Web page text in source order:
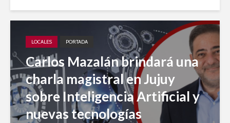
LOCALES PORTADA
Carlos Mazalán brindará una
charla magistral en Jujuy
sobre Inteligencia Artificial y
nuevas tecnologías